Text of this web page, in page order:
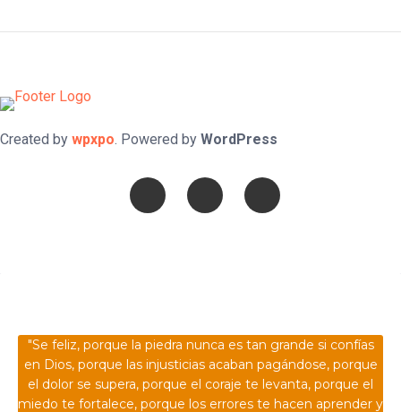
Created by wpxpo. Powered by WordPress
"Se feliz, porque la piedra nunca es tan grande si confías
en Dios, porque las injusticias acaban pagándose, porque
el dolor se supera, porque el coraje te levanta, porque el
miedo te fortalece, porque los errores te hacen aprender y